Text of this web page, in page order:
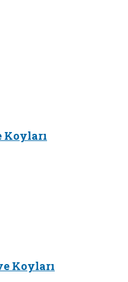
Koyları
Koyları